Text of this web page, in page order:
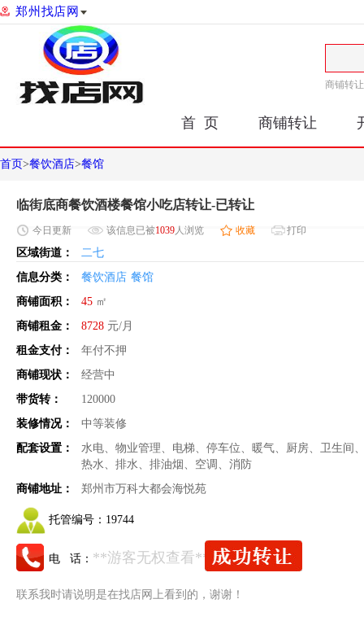
郑州找店网
商铺转让
首 页 商铺转让
首页>餐饮酒店>餐馆
临街底商餐饮酒楼餐馆小吃店转让-已转让
今日 更新 该信息已被1039人浏览 收藏 打印
区域街道：
二七
信息分类：
餐饮酒店 餐馆
商铺面积：
45 ㎡
商铺租金：
8728 元/月
租金支付：
年付不押
商铺现状：
经营中
带货转：
120000
装修情况：
中等装修
配套设置：
水电、物业管理、电梯、停车位、暖气、厨房、卫生间
热水、排水、排油烟、空调、消防
商铺地址：
郑州市万科大都会海悦苑
托管编号： 19744
电 话： **游客无权查看**
联系我时请说明是在找店网上看到的，谢谢！